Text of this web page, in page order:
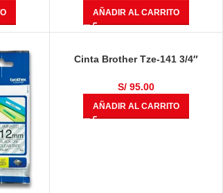
AÑADIR AL CARRITO
Cinta Brother Tze-141 3/4″
S/ 95.00
AÑADIR AL CARRITO